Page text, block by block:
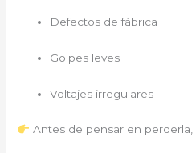
Defectos de fábrica
Golpes leves
Voltajes irregulares
Antes de pensar en perderla,